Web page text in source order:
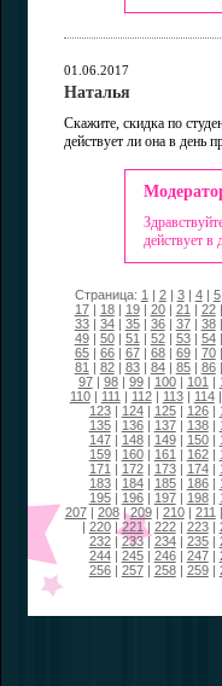
01.06.2017
Наталья
Скажите, скидка по
действует ли она в день
действует в
Страница: 1 | 2| 3| 4| 5
17| 18| 19| 20| 21 | 22|
33| 34| 35| 36| 37| 38|
49| 50| 51 | 52| 53| 54|
65| 66| 67| 68| 69| 70|
81 | 82| 83| 84| 85| 86|
97| 98| 99| 100| 101 |
110| 111 | 112| 113| 114|
123| 124| 125| 126|
135| 136| 137| 138|
147| 148| 149| 150|
159| 160| 161 | 162|
171 | 172| 173| 174|
183| 184| 185| 186|
195| 196| 197| 198|
207| 208|209| 210| 211 |
| 220|221 | 222| 223|
232| 233|234| 235|
244| 245| 246| 247|
256| 257| 258| 259|